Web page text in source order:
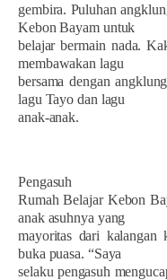
gembira. Puluhan
Kebon Bayam untuk
belajar bermain nada.
membawakan lagu
bersama dengan
lagu Tayo dan lagu
anak-anak.
Pengasuh
Rumah Belajar Kebon
anak asuhnya yang
mayoritas dari kalangan
buka puasa. “Saya
selaku pengasuh